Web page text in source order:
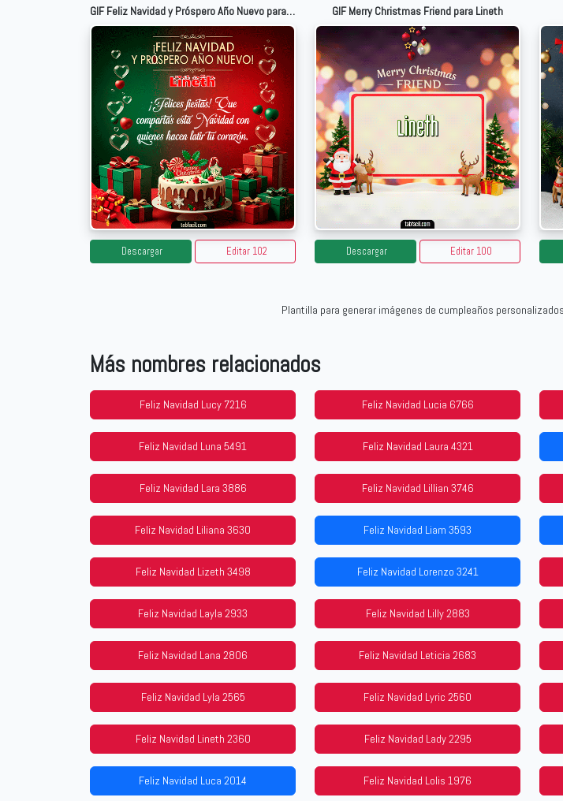
GIF Feliz Navidad y Próspero Año Nuevo para Lineth
Descargar Editar 102
GIF Merry Christmas Friend para Lineth
Descargar Editar 100
Plantilla para generar imágenes de cumpleaños
Más nombres relacionados
Feliz Navidad Lucy 7216 Feliz Navidad Lucia 6766
Feliz Navidad Luna 5491 Feliz Navidad Laura 4321
Feliz Navidad Lara 3886 Feliz Navidad Lillian 3746
Feliz Navidad Liliana 3630 Feliz Navidad Liam 3593
Feliz Navidad Lizeth 3498 Feliz Navidad Lorenzo 3241
Feliz Navidad Layla 2933 Feliz Navidad Lilly 2883
Feliz Navidad Lana 2806 Feliz Navidad Leticia 2683
Feliz Navidad Lyla 2565 Feliz Navidad Lyric 2560
Feliz Navidad Lineth 2360 Feliz Navidad Lady 2295
Feliz Navidad Luca 2014 Feliz Navidad Lolis 1976